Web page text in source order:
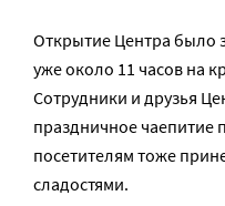
Открытие Центра было
уже около 11 часов на
Сотрудники и друзья
праздничное чаепитие
посетителям тоже
сладостями.